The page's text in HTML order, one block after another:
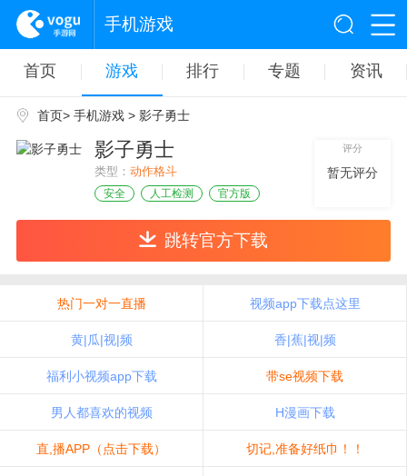
手机游戏
首页 游戏 排行 专题 资讯
首页> 手机游戏> 影子勇士
影子勇士
类型： 动作格斗
安全 人工检测 官方版
评分
暂无评分
跳转官方下载
热门一对一直播 视频app下载点这里
黄|瓜|视|频 香|蕉|视|频
福利小视频app下载 带se视频下载
男人都喜欢的视频 H漫画下载
直,播APP（点击下载） 切记,准备好纸巾！！